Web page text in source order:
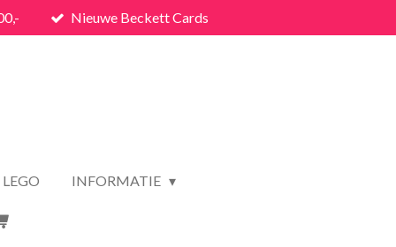
Nieuwe Beckett Cards
LEGO INFORMATIE